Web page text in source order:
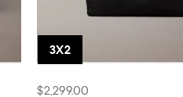
$2,299.00